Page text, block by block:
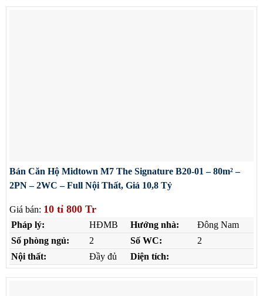
Bán Căn Hộ Midtown M7 The Signature B20-01 – 80m² –
2PN – 2WC – Full Nội Thất, Giá 10,8 Tỷ
Giá bán: 10 tỉ 800 Tr
Pháp lý: HĐMB Hướng nhà:
Đông Nam
Số phòng ngủ:
2 Số WC:
2
Nội thất:
Đầy đủ Diện tích: